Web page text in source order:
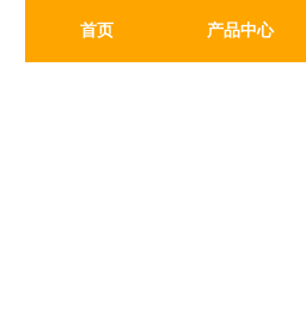
首页 产品中心